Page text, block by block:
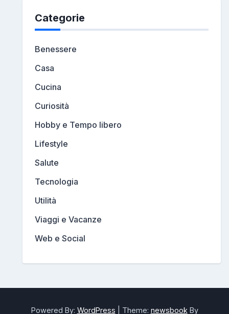
Categorie
Benessere
Casa
Cucina
Curiosità
Hobby e Tempo libero
Lifestyle
Salute
Tecnologia
Utilità
Viaggi e Vacanze
Web e Social
Powered By: WordPress Theme: newsbook By